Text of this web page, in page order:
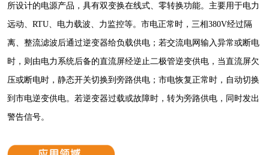
所设计的电源产品，具有双变换在线式、零转换功能。主要用于电力
远动、RTU、电力载波、力监控等。市电正常时，三相380V经过隔
离、整流滤波后通过逆变器给负载供电；若交流电网输入异常或断电
时，则由电力系统后备的直流屏经逆止二极管逆变供电，当直流屏欠
压或断电时，静态开关切换到旁路供电；市电恢复正常时，自动切换
到市电逆变供电。若逆变器过载或故障时，转为旁路供电，同时发出
警告信号。